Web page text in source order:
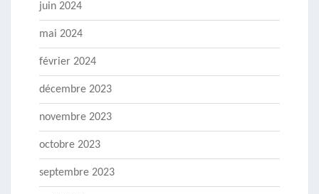
juin 2024
mai 2024
février 2024
décembre 2023
novembre 2023
octobre 2023
septembre 2023